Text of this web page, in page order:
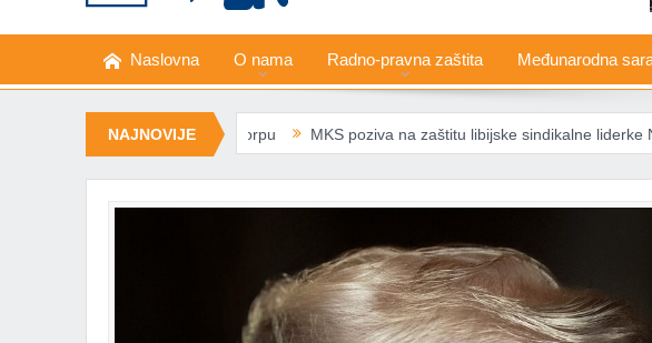
Naslovna O nama Radno-pravna zaštita Međunarodna
NAJNOVIJE
minimalnu korpu MKS poziva na zaštitu libijske sindikalne liderke Nermin Al-Šarif